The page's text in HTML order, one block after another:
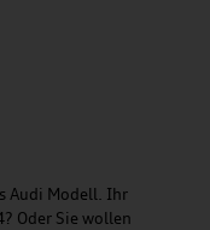
Audi Modell. Ihr
Oder Sie wollen